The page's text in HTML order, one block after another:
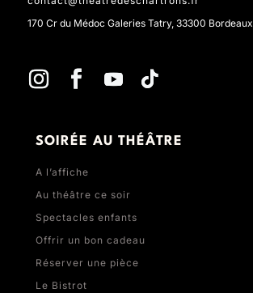
170 Cr du Médoc Galeries Tatry, 33300 Bordeaux
SOIRÉE AU THÉÂTRE
A l’affiche
Au théâtre ce soir
Spectacles enfants
Offrir un bon cadeau
Réserver une pièce
Le Bistrot